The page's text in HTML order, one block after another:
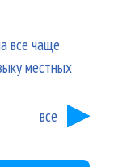
все чаще
местных
все